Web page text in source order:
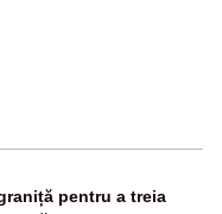
pentru a treia